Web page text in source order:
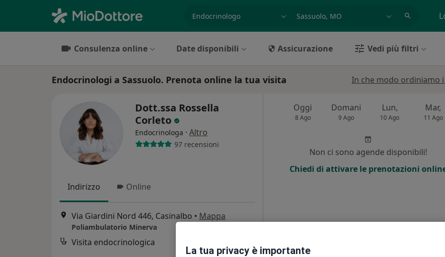
Consulenza online Date disponibili Assicurazione Vedi più filtri
Endocrinologi a Sassuolo. Prenota online la tua visita In che modo ordiniamo
Dott.ssa Rossella
Corleto
Endocrinologa · Altro
97 recensioni
Indirizzo Online
Via Giardini Nord 446, Casinalbo • Mappa
Poliambulatorio Minerva
Visita endocrinologica
Oggi
8 Ago
Domani
9 Ago
Lun,
10 Ago
Mar,
11 Ago
Non ci sono agende disponibili!
Chiedi di attivare le prenotazioni
La tua privacy è importante